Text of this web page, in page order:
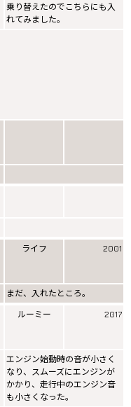
乗り替えたのでこちらにも入
れてみました。
ライフ 2001
まだ、入れたところ。
ルーミー 2017
エンジン始動時の音が小さく
なり、スムーズにエンジンが
かかり、走行中のエンジン音
も小さくなった。